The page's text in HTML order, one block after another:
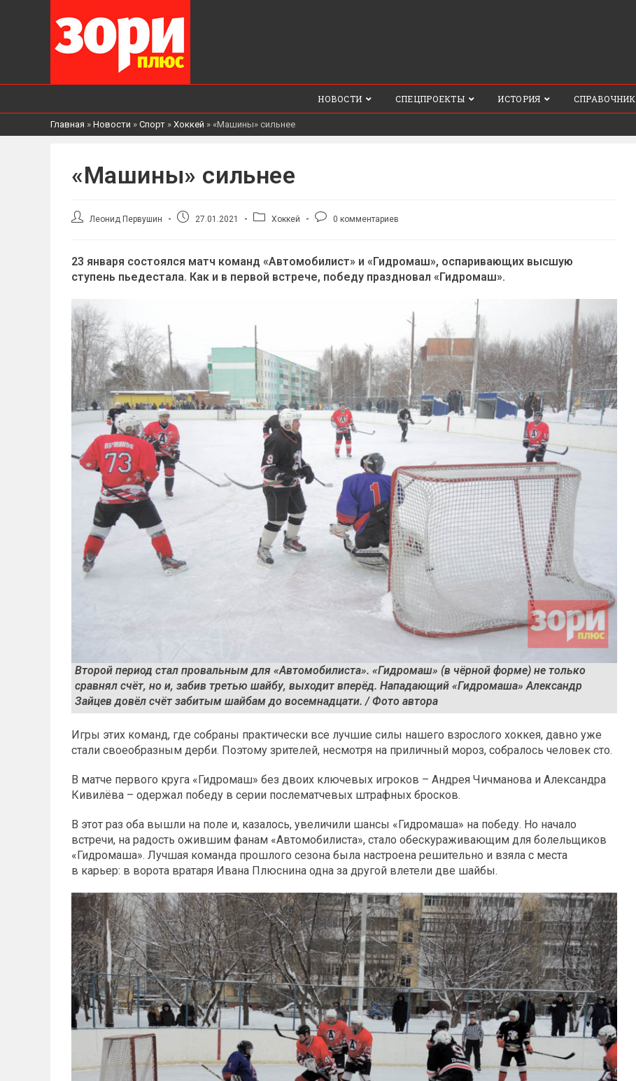
НОВОСТИ СПЕЦПРОЕКТЫ ИСТОРИЯ СПРАВОЧНИК
Главная » Новости » Спорт » Хоккей » «Машины» сильнее
«Машины» сильнее
АвторЛеонид Первушин
Запись27.01.2021
Рубрика
Хоккей
Комментарии
0 комментариев
23 января состоялся матч команд «Автомобилист» и «Гидромаш», оспаривающих высшую
ступень пьедестала. Как и в первой встрече, победу праздновал «Гидромаш».
Второй период стал провальным для «Автомобилиста». «Гидромаш» (в чёрной форме) не только
сравнял счёт, но и, забив третью шайбу, выходит вперёд. Нападающий «Гидромаша» Александр
Зайцев довёл счёт забитым шайбам до восемнадцати. / Фото автора
Игры этих команд, где собраны практически все лучшие силы нашего взрослого хоккея, давно уже
стали своеобразным дерби. Поэтому зрителей, несмотря на приличный мороз, собралось человек сто.
В матче первого круга «Гидромаш» без двоих ключевых игроков – Андрея Чичманова и Александра
Кивилёва – одержал победу в серии послематчевых штрафных бросков.
В этот раз оба вышли на поле и, казалось, увеличили шансы «Гидромаша» на победу. Но начало
встречи, на радость ожившим фанам «Автомобилиста», стало обескураживающим для болельщиков
«Гидромаша». Лучшая команда прошлого сезона была настроена решительно и взяла с места
в карьер: в ворота вратаря Ивана Плюснина одна за другой влетели две шайбы.